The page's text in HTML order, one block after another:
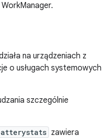
na urządzeniach z
o usługach systemowych
szczególnie
zawiera